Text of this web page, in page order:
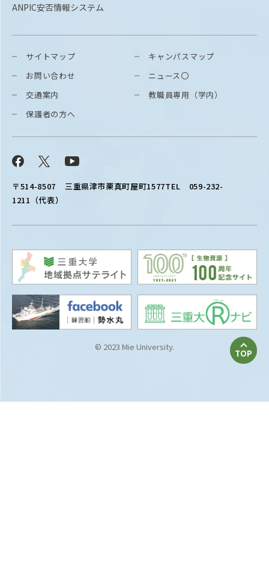
〒514-8507 三重県津市栗真町屋町1577TEL 059-232-
1211（代表）
サイトマップ
お問い合わせ
交通案内
保護者の方へ
Facebook
キャンパスマップ
ニュース〇
教職員専用（学内）
ANPIC安否情報システム
© 2023 Mie University.
TOP